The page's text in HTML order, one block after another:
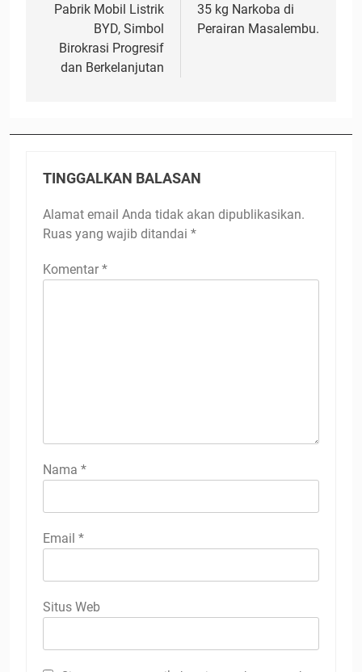
Pabrik Mobil Listrik
BYD, Simbol
Birokrasi Progresif
dan Berkelanjutan
35 kg Narkoba di
Perairan Masalembu.
TINGGALKAN BALASAN
Alamat email Anda tidak akan dipublikasikan.
Ruas yang wajib ditandai *
Komentar *
Nama *
Email *
Situs Web